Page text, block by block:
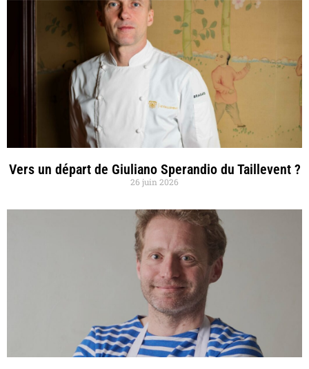
Vers un départ de Giuliano Sperandio du Taillevent ?
26 juin 2026